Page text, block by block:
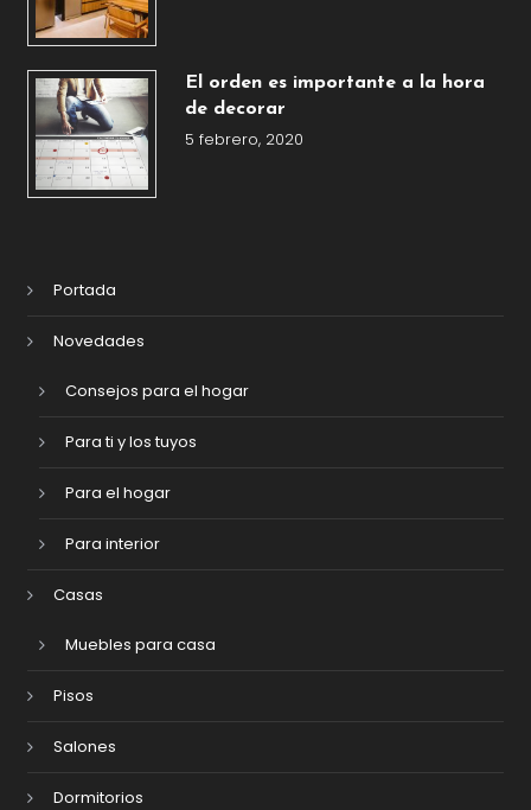
El orden es importante a la hora
de decorar
5 febrero, 2020
Portada
Novedades
Consejos para el hogar
Para ti y los tuyos
Para el hogar
Para interior
Casas
Muebles para casa
Pisos
Salones
Dormitorios